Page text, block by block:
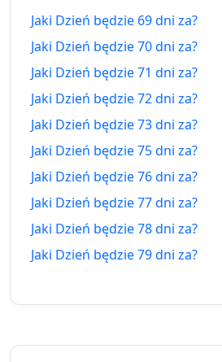
65 dni
temu
4.06.2026
66 dni
3.06.2026
67 dni
temu
2.06.2026
69 dni
Jaki Dzień będzie 69 dni za?
Jaki Dzień będzie 70 dni za?
Jaki Dzień będzie 71 dni za?
Jaki Dzień będzie 72 dni za?
Jaki Dzień będzie 73 dni za?
Jaki Dzień będzie 75 dni za?
Jaki Dzień będzie 76 dni za?
Jaki Dzień będzie 77 dni za?
Jaki Dzień będzie 78 dni za?
Jaki Dzień będzie 79 dni za?